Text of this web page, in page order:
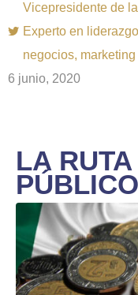
Vicepresidente de
Experto en
negocios,
6 junio, 2020
LA
PÚBLICO